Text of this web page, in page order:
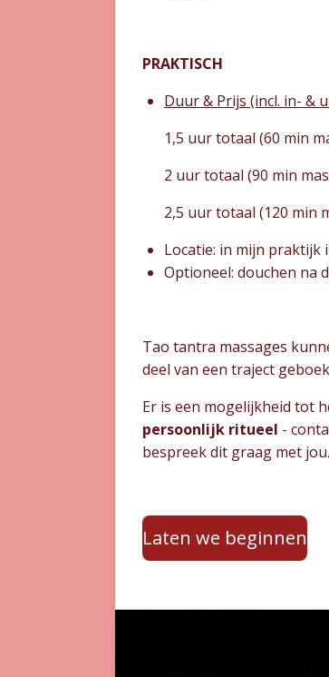
PRAKTISCH
Duur & Prijs (incl. in- &
1,5 uur totaal (60 min
2 uur totaal (90 min
2,5 uur totaal (120 min
Locatie: in mijn praktijk
Optioneel: douchen na
Tao tantra massages
deel van een traject
Er is een mogelijkheid tot
persoonlijk ritueel -
bespreek dit graag met jou.
Laten we beginnen